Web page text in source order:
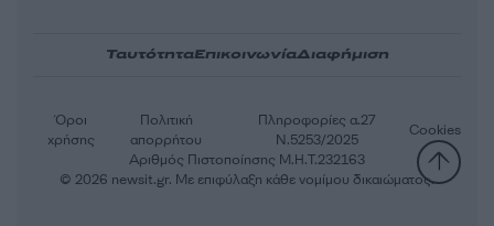
ΤαυτότηταΕπικοινωνίαΔιαφήμιση
Αριθμός Πιστοποίησης Μ.Η.Τ.232163
Όροι
χρήσης
Πολιτική
απορρήτου
Πληροφορίες α.27
Ν.5253/2025
Cookies
© 2026 newsit.gr. Με επιφύλαξη κάθε νομίμου δικαιώματος.